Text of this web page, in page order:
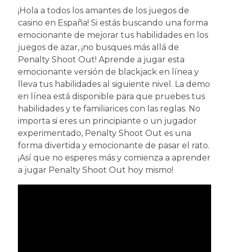
¡Hola a todos los amantes de los juegos de
casino en España! Si estás buscando una forma
emocionante de mejorar tus habilidades en los
juegos de azar, ¡no busques más allá de
Penalty Shoot Out! Aprende a jugar esta
emocionante versión de blackjack en línea y
lleva tus habilidades al siguiente nivel. La demo
en línea está disponible para que pruebes tus
habilidades y te familiarices con las reglas. No
importa si eres un principiante o un jugador
experimentado, Penalty Shoot Out es una
forma divertida y emocionante de pasar el rato.
¡Así que no esperes más y comienza a aprender
a jugar Penalty Shoot Out hoy mismo!